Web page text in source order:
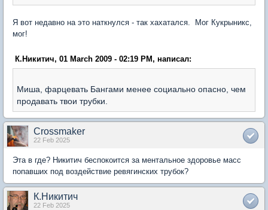
Я вот недавно на это наткнулся - так хахатался. Мог Кукрыникс,
мог!
К.Никитич, 01 March 2009 - 02:19 PM, написал:
Миша, фарцевать Бангами менее социально опасно, чем
продавать твои трубки.
Crossmaker
22 Feb 2025
Эта в где? Никитич беспокоится за ментальное здоровье масс
попавших под воздействие ревягинских трубок?
К.Никитич
22 Feb 2025